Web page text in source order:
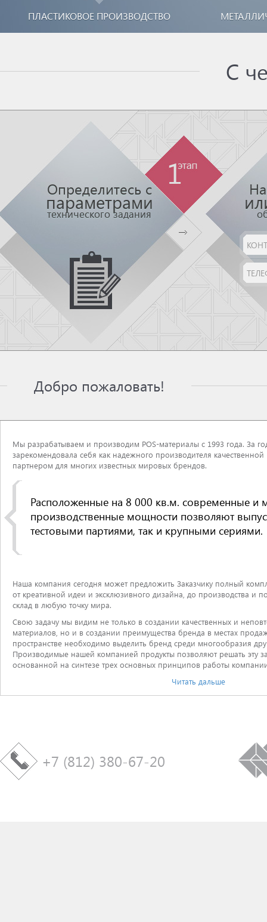
ПЛАСТИКОВОЕ ПРОИЗВОДСТВО
С
Определитесь с
параметрами
технического задания
Добро пожаловать!
Мы разрабатываем и производим POS-материалы с 1993 года. За
зарекомендовала себя как надежного производителя
партнером для многих известных мировых брендов.
Расположенные на 8 000 кв.м. современные и
производственные мощности позволяют
тестовыми партиями, так и крупными сериями.
Наша компания сегодня может предложить Заказчику полный
от креативной идеи и эксклюзивного дизайна, до производства и
склад в любую точку мира.
Свою задачу мы видим не только в создании качественных и
материалов, но и в создании преимущества бренда в местах
пространстве необходимо выделить бренд среди многообразия
Производимые нашей компанией продукты позволяют решать эту
основанной на синтезе трех основных принципов работы
Читать дальше
+7 (812) 380-67-20